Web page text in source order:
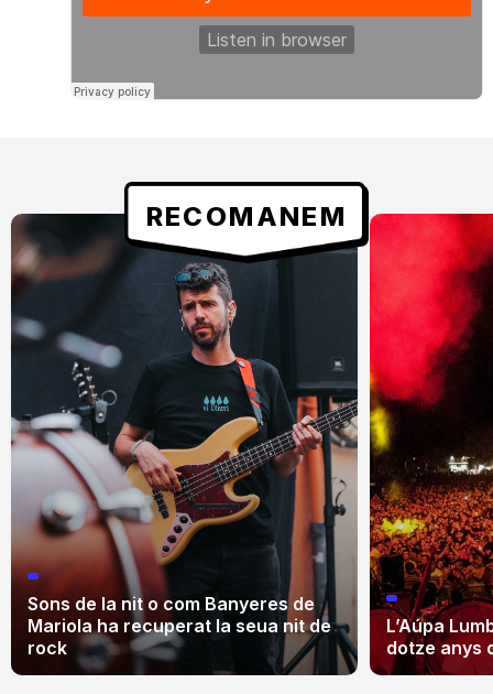
RECOMANEM
Sons de la nit o com Banyeres de
Mariola ha recuperat la seua nit de
rock
L’Aúpa
dotze anys